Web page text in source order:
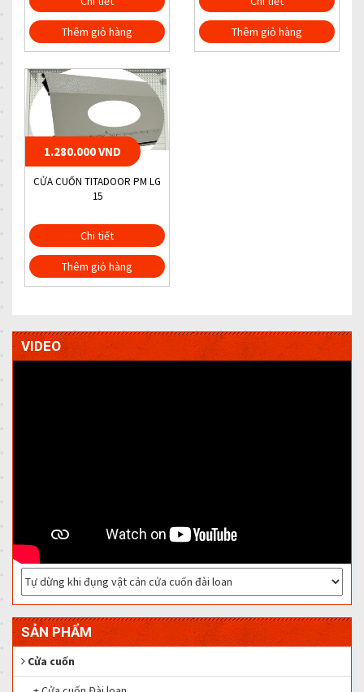
Thêm giỏ hàng Thêm giỏ hàng
1.280.000 VND
CỬA CUỐN TITADOOR PM LG
15
Chi tiết
Thêm giỏ hàng
VIDEO
SẢN PHẨM
Cửa cuốn